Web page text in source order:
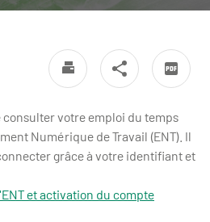
consulter votre emploi du temps
Numérique de Travail (ENT). Il
grâce à votre identifiant et
et activation du compte